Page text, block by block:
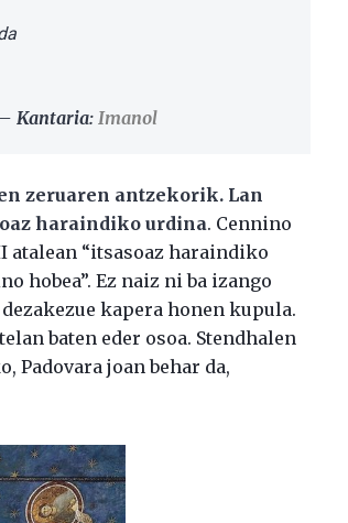
Kantaria: Imanol
zeruaren antzekorik. Lan
haraindiko urdina. Cennino
atalean “itsasoaz haraindiko
hobea”. Ez naiz ni ba izango
kapera honen kupula.
baten eder osoa. Stendhalen
Padovara joan behar da,